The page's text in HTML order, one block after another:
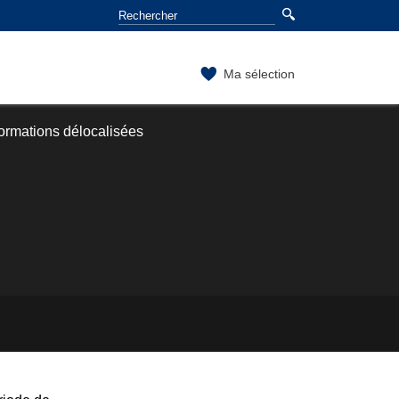
Ma sélection
délocalisées